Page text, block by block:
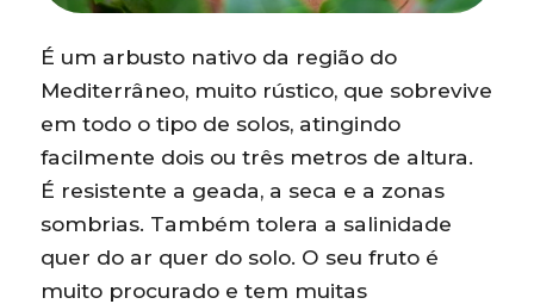
É um arbusto nativo da região do
Mediterrâneo, muito rústico, que sobrevive
em todo o tipo de solos, atingindo
facilmente dois ou três metros de altura.
É resistente a geada, a seca e a zonas
sombrias. Também tolera a salinidade
quer do ar quer do solo. O seu fruto é
muito procurado e tem muitas